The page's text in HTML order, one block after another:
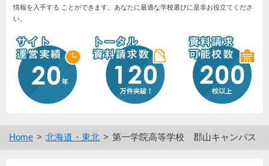
情報を入手する ことができます。あなたに最適な学校選びに是非お役立てくださ
い。
Home 北海道・東北 第一学院高等学校 郡山キャンパス